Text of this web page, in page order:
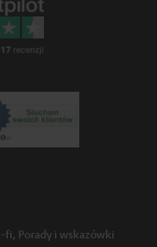
fi, Porady i wskazówki